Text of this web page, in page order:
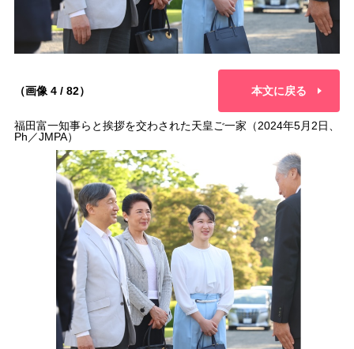
（画像 4 / 82） 本文に戻る
福田富一知事らと挨拶を交わされた天皇ご一家（2024年5月2日、
Ph／JMPA）